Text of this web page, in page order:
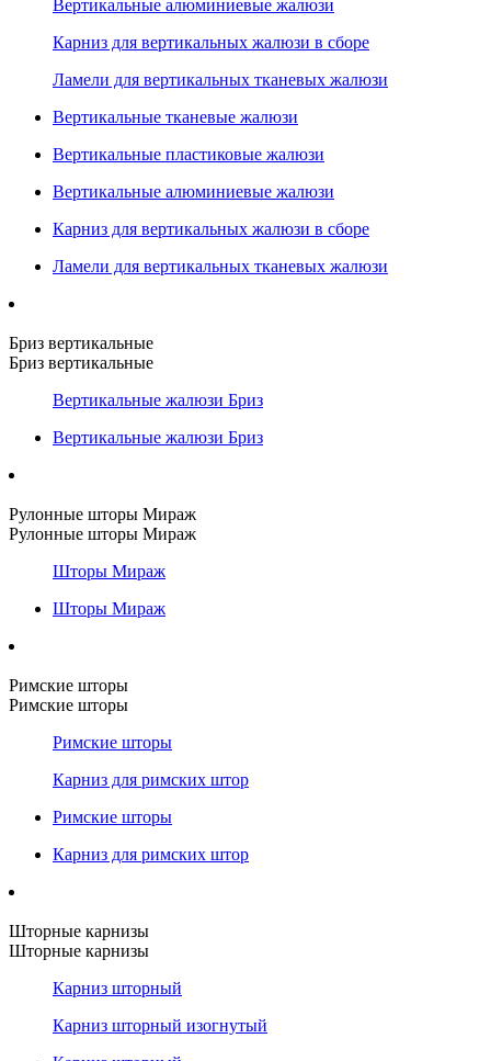
Вертикальные алюминиевые жалюзи
Карниз для вертикальных жалюзи в сборе
Ламели для вертикальных тканевых жалюзи
Вертикальные тканевые жалюзи
Вертикальные пластиковые жалюзи
Вертикальные алюминиевые жалюзи
Карниз для вертикальных жалюзи в сборе
Ламели для вертикальных тканевых жалюзи
Бриз вертикальные
Бриз вертикальные
Вертикальные жалюзи Бриз
Вертикальные жалюзи Бриз
Рулонные шторы Мираж
Рулонные шторы Мираж
Шторы Мираж
Шторы Мираж
Римские шторы
Римские шторы
Римские шторы
Карниз для римских штор
Римские шторы
Карниз для римских штор
Шторные карнизы
Шторные карнизы
Карниз шторный
Карниз шторный изогнутый